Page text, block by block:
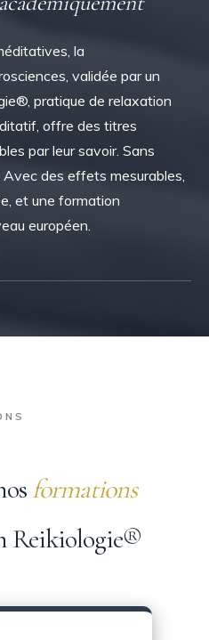
la
validée par un
pratique de relaxation
offre des titres
par leur savoir. Sans
des effets mesurables,
et une formation
européen.
formations
Reikiologie®